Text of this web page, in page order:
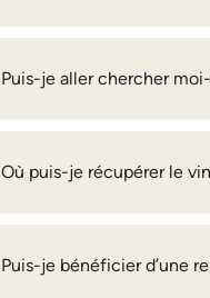
Puis-je aller chercher
Où puis-je récupérer le
Puis-je bénéficier d’une